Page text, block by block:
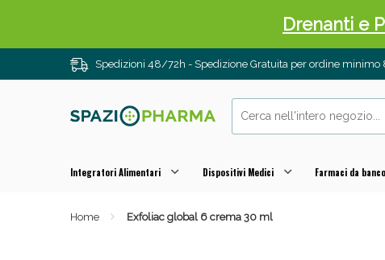
Spedizioni 48/72h - Spedizione Gratuita per ordine
Integratori Alimentari Dispositivi Medici Farmaci da banco
Home Exfoliac global 6 crema 30 ml
Drenanti e